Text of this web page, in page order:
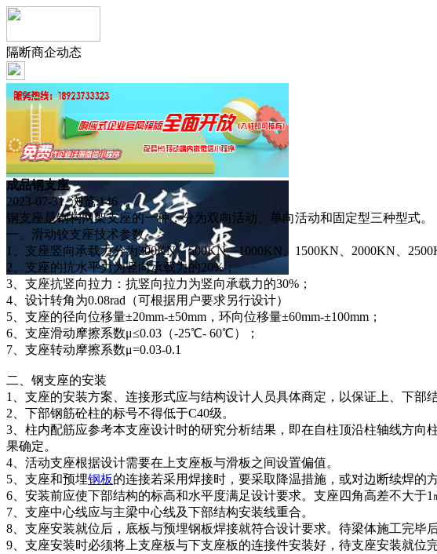
隔断商企动态
成品钢支座
2023-07-31 浏览:146
钢支座是钢构网架支座的一种，分为双向活动、单向活动和固定型三种型式。
一、滑动铰支座技术参数
1、支座竖向承载力分为300KN、500KN、1000KN、1500KN、2000KN、
2、支座的抗水平力为竖向承载力的20%；
3、支座抗竖向拉力：抗竖向拉力为竖向承载力的30%；
4、设计转角为0.08rad（可根据用户要求另行设计）
5、支座的径向位移量±20mm-±50mm，环向位移量±60mm-±100mm；
6、支座滑动摩擦系数μ≤0.03（-25℃- 60℃）；
7、支座转动摩擦系数μ=0.03-0.1
二、钢支座的安装
1、支座的安装方案、连接形式应与结构设计人员具体商定，以保证上、下部
2、下部钢筋砼柱的标号不得低于C40级。
3、柱内配筋应参考本支座设计时的研究分析结果，即在自柱顶沿柱轴线方向
果确定。
4、活动支座根据设计需要在上支座板与滑板之间设置偏值。
5、支座和预埋钢板的连接若采用焊接时，要采取降温措施，或对边断续焊的
6、安装前应使下部结构的标高和水平度满足设计要求。支座四角高差不大于1
7、支座中心线应与主梁中心线及下部结构安装线重合。
8、支座安装就位后，底板与预埋钢板焊接就符合设计要求。待梁体施工完毕
9、支座安装时必须将上支座板与下支座板的连接件安装好，待支座安装就位